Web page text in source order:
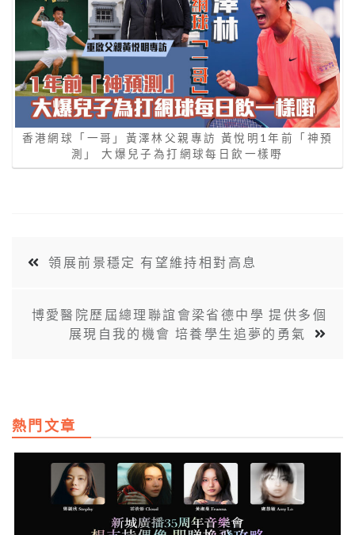
香港網球「一哥」黃澤林父親專訪 黃悅明1年前「神預
測」 大爆兒子為打網球每日飲一樣嘢
領展前景穩定 有望維持相對高息
博愛醫院歷屆總理聯誼會梁省德中學 提供多個
展現自我的機會 培養學生追夢的勇氣
熱門文章